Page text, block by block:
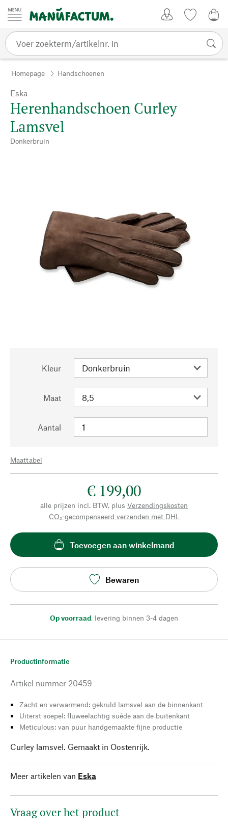
Passer au contenu
Homepage Handschoenen
Eska
Herenhandschoen Curley
Lamsvel
Donkerbruin
Kleur
Maat
Aantal
Maattabel
€ 199,00
alle prijzen incl. BTW, plus Verzendingskosten
CO₂-gecompenseerd verzenden met DHL
Toevoegen aan winkelmand
Bewaren
Op voorraad, levering binnen 3-4 dagen
Productinformatie
Artikel nummer 20459
Zacht en verwarmend: gekruld lamsvel aan de binnenkant
Uiterst soepel: fluweelachtig suède aan de buitenkant
Meticulous: van puur handgemaakte fijne productie
Curley lamsvel. Gemaakt in Oostenrijk.
Meer artikelen van Eska
Vraag over het product